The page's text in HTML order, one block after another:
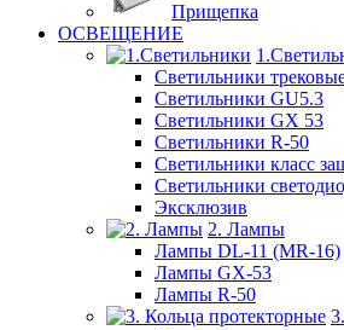
Прищепка
ОСВЕЩЕНИЕ
Светильники
Светильники GU5.3
Светильники GX 53
Светильники R-50
Светильники класс
Светильники
Эксклюзив
2. Лампы
Лампы DL-11 (MR-16)
Лампы GX-53
Лампы R-50